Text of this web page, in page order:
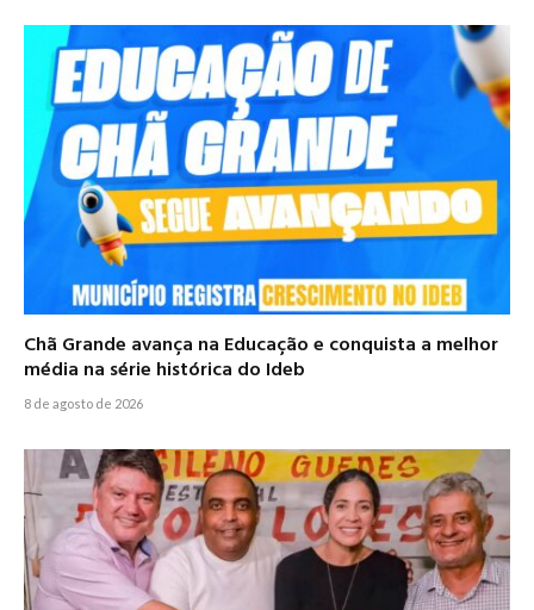
Chã Grande avança na Educação e conquista a melhor
média na série histórica do Ideb
8 de agosto de 2026